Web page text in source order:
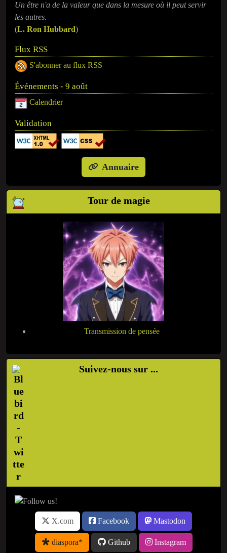
Un être n'a de la valeur que dans la mesure où il peut servir
les autres.
(L. Ron Hubbard)
Flux RSS
S'abonner au flux RSS
Événements - 9 août
Calendrier
Validation
Annuaire
Tour de magie
Transmission de pensée
Suivez-nous sur ...
X.com Facebook Mastodon
diaspora* Github Instagram